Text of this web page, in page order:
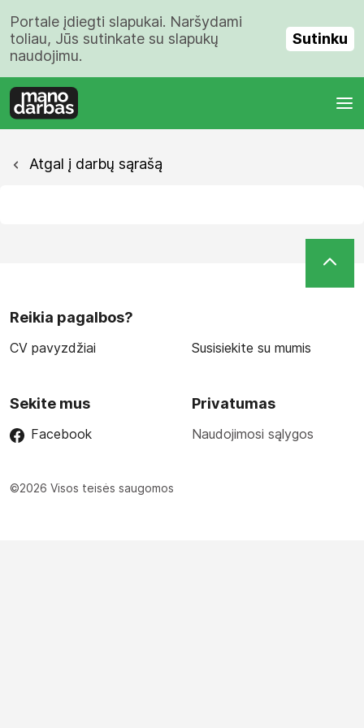
Portale įdiegti slapukai. Naršydami
toliau, Jūs sutinkate su slapukų
naudojimu.
Sutinku
Atgal į darbų sąrašą
Reikia pagalbos?
CV pavyzdžiai Susisiekite su mumis
Sekite mus
Facebook
Privatumas
Naudojimosi sąlygos
©2026 Visos teisės saugomos